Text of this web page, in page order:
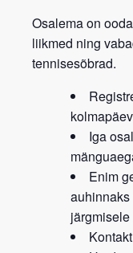
Osalema on
liikmed ning
tennisesõbrad.
Iga
Enim
järgmisele